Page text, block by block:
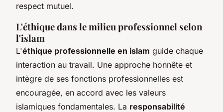
respect mutuel.
L'éthique dans le milieu professionnel selon
l'islam
L'éthique professionnelle en islam guide chaque
interaction au travail. Une approche honnête et
intègre de ses fonctions professionnelles est
encouragée, en accord avec les valeurs
islamiques fondamentales. La responsabilité